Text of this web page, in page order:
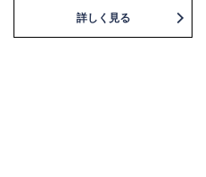
詳しく見る